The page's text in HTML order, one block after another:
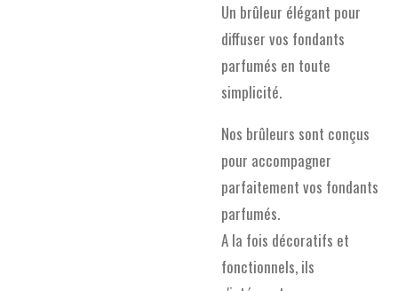
Un brûleur élégant pour
diffuser vos fondants
parfumés en toute
simplicité.
Nos brûleurs sont conçus
pour accompagner
parfaitement vos fondants
parfumés.
A la fois décoratifs et
fonctionnels, ils